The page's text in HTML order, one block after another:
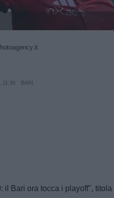
11:30 BARI
il Bari ora tocca i playoff", titola